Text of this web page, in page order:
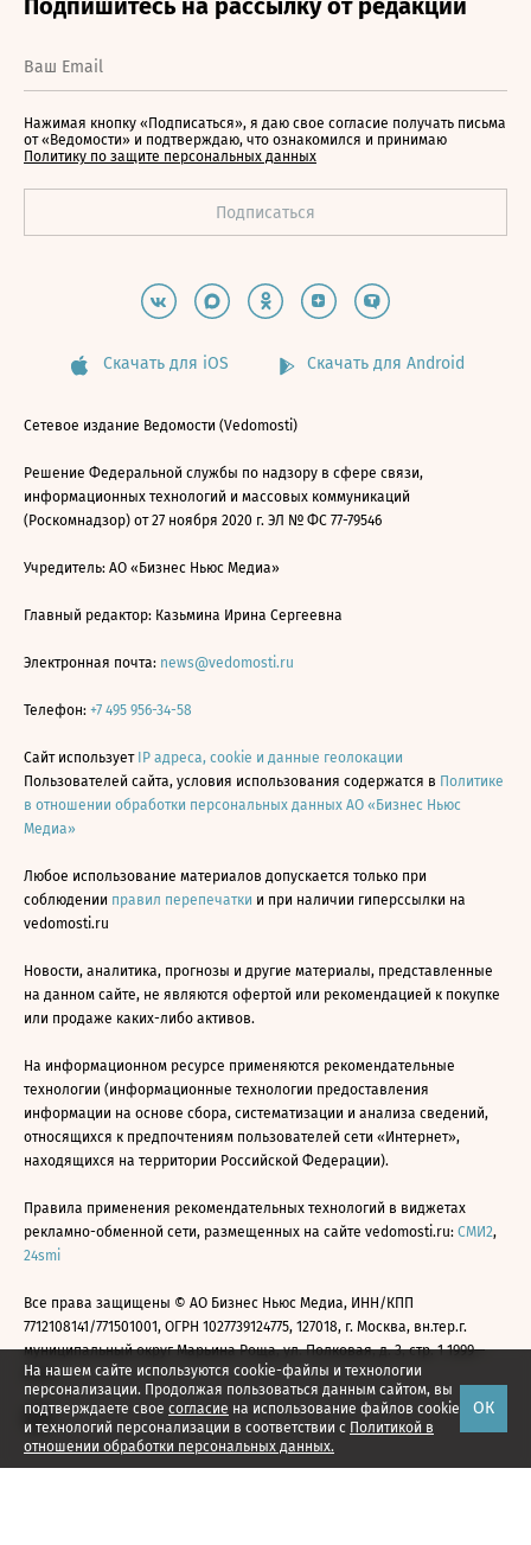
На нашем сайте используются cookie-файлы и технологии
персонализации. Продолжая пользоваться данным сайтом, вы
подтверждаете свое согласие на использование файлов cookie
и технологий персонализации в соответствии с Политикой в
отношении обработки персональных данных.
ОК
Нажимая кнопку «Подписаться», я даю свое согласие получать письма
от «Ведомости» и подтверждаю, что ознакомился и принимаю
Политику по защите персональных данных
Скачать для iOS Скачать для Android
Сетевое издание Ведомости (Vedomosti)
Решение Федеральной службы по надзору в сфере связи,
информационных технологий и массовых коммуникаций
(Роскомнадзор) от 27 ноября 2020 г. ЭЛ № ФС 77-79546
Учредитель: АО «Бизнес Ньюс Медиа»
Главный редактор: Казьмина Ирина Сергеевна
Электронная почта: news@vedomosti.ru
Телефон: +7 495 956-34-58
Сайт использует IP адреса, cookie и данные геолокации
Пользователей сайта, условия использования содержатся в Политике
в отношении обработки персональных данных АО «Бизнес Ньюс
Медиа»
Любое использование материалов допускается только при
соблюдении правил перепечатки и при наличии гиперссылки на
vedomosti.ru
Новости, аналитика, прогнозы и другие материалы, представленные
на данном сайте, не являются офертой или рекомендацией к покупке
или продаже каких-либо активов.
На информационном ресурсе применяются рекомендательные
технологии (информационные технологии предоставления
информации на основе сбора, систематизации и анализа сведений,
относящихся к предпочтениям пользователей сети «Интернет»,
находящихся на территории Российской Федерации).
Правила применения рекомендательных технологий в виджетах
рекламно-обменной сети, размещенных на сайте vedomosti.ru: СМИ2,
24smi
Все права защищены © АО Бизнес Ньюс Медиа, ИНН/КПП
7712108141/771501001, ОГРН 1027739124775, 127018, г. Москва, вн.тер.г.
муниципальный округ Марьина Роща, ул. Полковая, д. 3, стр. 1 1999—
2026